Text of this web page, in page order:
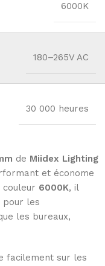
6000K
180–265V AC
30 000 heures
de Miidex Lighting
et économe
6000K, il
pour les
les bureaux,
facilement sur les